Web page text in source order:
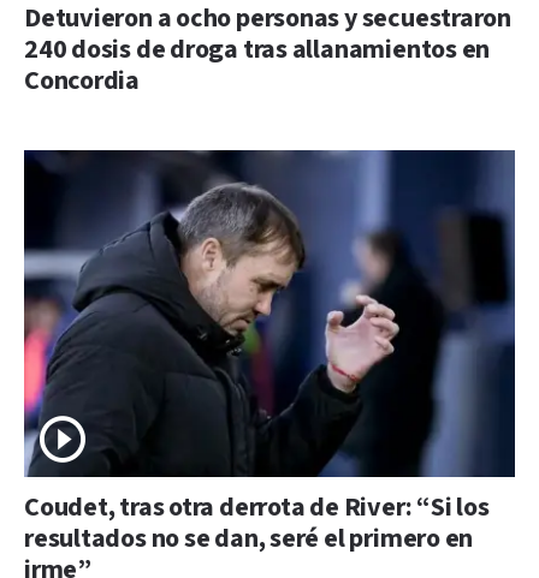
Detuvieron a ocho personas y secuestraron
240 dosis de droga tras allanamientos en
Concordia
Coudet, tras otra derrota de River: “Si los
resultados no se dan, seré el primero en
irme”